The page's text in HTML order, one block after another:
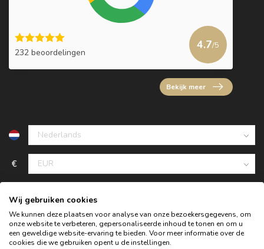
232 beoordelingen
4.7/5
Bekijk meer
€
Wij gebruiken cookies
We kunnen deze plaatsen voor analyse van onze bezoekersgegevens, om
onze website te verbeteren, gepersonaliseerde inhoud te tonen en om u
een geweldige website-ervaring te bieden. Voor meer informatie over de
cookies die we gebruiken opent u de instellingen.